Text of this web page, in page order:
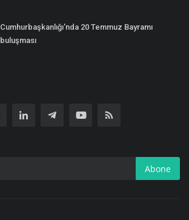
Cumhurbaşkanlığı'nda 20 Temmuz Bayramı
buluşması
Abone